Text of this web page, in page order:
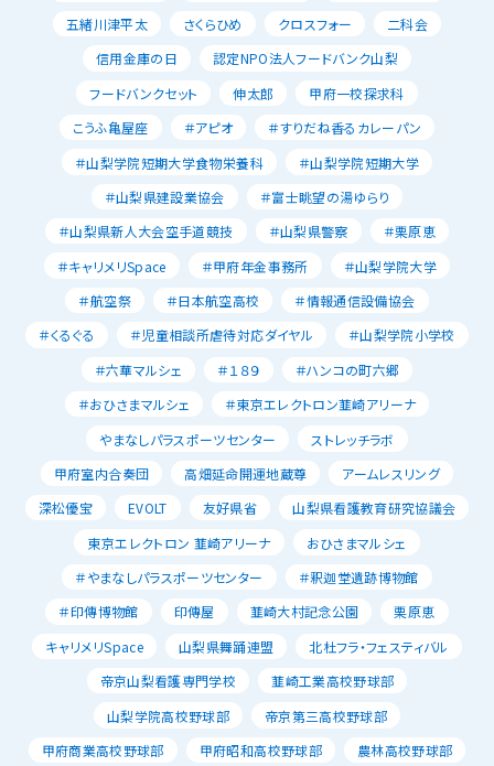
五緒川津平太
さくらひめ クロスフォー
二科会
信用金庫の日
認定NPO法人フードバンク山梨
フードバンクセット
伸太郎
甲府一校探求科
こうふ亀屋座
＃アピオ
＃すりだね香るカレーパン
＃山梨学院短期大学食物栄養科
＃山梨学院短期大学
＃山梨県建設業協会
＃富士眺望の湯ゆらり
＃山梨県新人大会空手道競技
＃山梨県警察
＃栗原恵
＃キャリメリSpace
＃甲府年金事務所
＃山梨学院大学
＃航空祭
＃日本航空高校
＃情報通信設備協会
＃くるぐる
＃児童相談所虐待対応ダイヤル
＃山梨学院小学校
＃六華マルシェ
＃１８９
＃ハンコの町六郷
＃おひさまマルシェ
＃東京エレクトロン韮崎アリーナ
やまなしパラスポーツセンター
ストレッチラボ
甲府室内合奏団
高畑延命開運地蔵尊
アームレスリング
深松優宝
EVOLT 友好県省
山梨県看護教育研究協議会
東京エレクトロン 韮崎アリーナ
おひさまマルシェ
＃やまなしパラスポーツセンター
＃釈迦堂遺跡博物館
＃印傳博物館
印傳屋 韮崎大村記念公園
栗原恵
キャリメリSpace
山梨県舞踊連盟
北杜フラ・フェスティバル
帝京山梨看護専門学校
韮崎工業高校野球部
山梨学院高校野球部
帝京第三高校野球部
甲府商業高校野球部
甲府昭和高校野球部
農林高校野球部